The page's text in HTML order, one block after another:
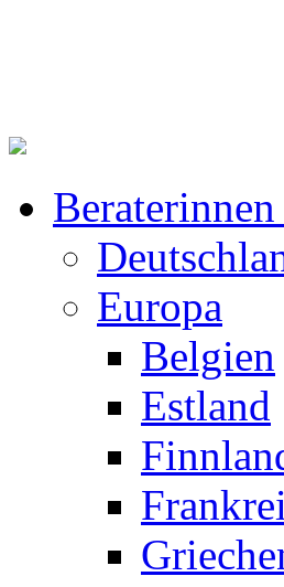
Europa
Belgien
Estland